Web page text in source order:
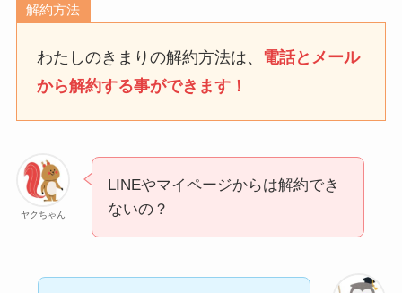
タイミングを詳しく解
説！
ユンス美容液の解約まと
解約方法
わたしのきまりの解約方法は、 電話とメール
から解約する事ができます！
ヤクちゃん
LINEやマイページからは解約でき
ないの？